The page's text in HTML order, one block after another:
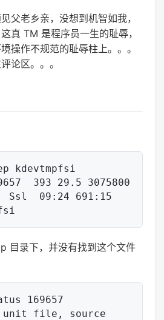
父老乡亲，没想到机智如我，
真 TM 是程序员一生的耻辱，
操作不规范的耻辱柱上。。。
论区。。。
kdevtmpfsi
393 29.5 3075800
Ssl  09:24 691:15
目录下，并没有找到这个文件
169657
unit file, source